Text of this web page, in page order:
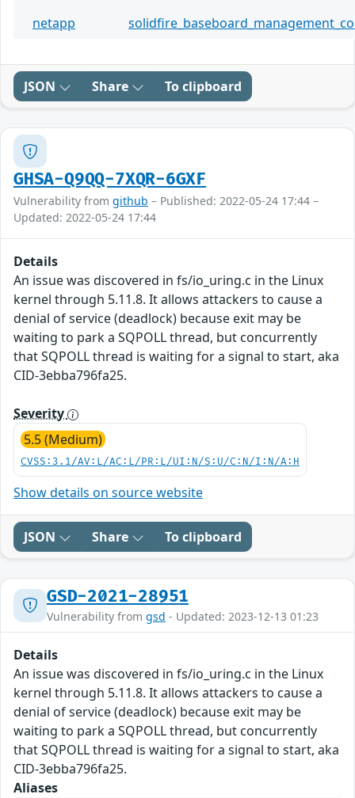
netapp
JSON Share To clipboard
GHSA-Q9QQ-7XQR-6GXF
Vulnerability from github – Published: 2022-05-24 17:44 –
Updated: 2022-05-24 17:44
Details
An issue was discovered in fs/io_uring.c in the Linux
kernel through 5.11.8. It allows attackers to cause a
denial of service (deadlock) because exit may be
waiting to park a SQPOLL thread, but concurrently
that SQPOLL thread is waiting for a signal to start, aka
CID-3ebba796fa25.
Severity
5.5 (Medium)
CVSS:3.1/AV:L/AC:L/PR:L/UI:N/S:U/C:N/I:N/A:H
Show details on source website
JSON Share To clipboard
GSD-2021-28951
Vulnerability from gsd - Updated: 2023-12-13 01:23
Details
An issue was discovered in fs/io_uring.c in the Linux
kernel through 5.11.8. It allows attackers to cause a
denial of service (deadlock) because exit may be
waiting to park a SQPOLL thread, but concurrently
that SQPOLL thread is waiting for a signal to start, aka
CID-3ebba796fa25.
Aliases